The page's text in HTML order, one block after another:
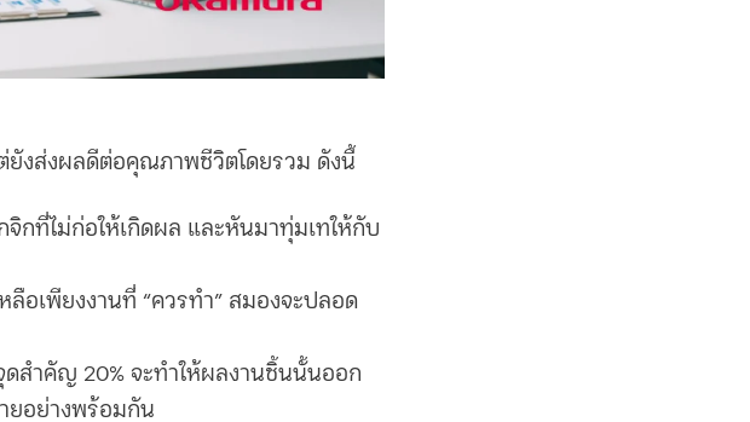
ยังส่งผลดีต่อคุณภาพชีวิตโดยรวม ดังนี้
จิกที่ไม่ก่อให้เกิดผล และหันมาทุ่มเทให้กับ
ลือเพียงงานที่ “ควรทำ” สมองจะปลอด
สำคัญ 20% จะทำให้ผลงานชิ้นนั้นออก
ยอย่างพร้อมกัน